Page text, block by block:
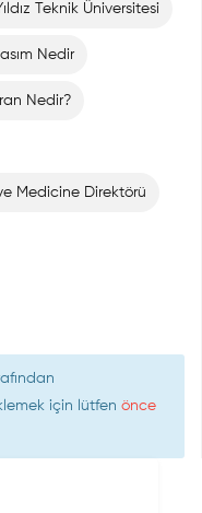
Teknik Üniversitesi
Nedir
Nedir?
Medicine Direktörü
için lütfen önce